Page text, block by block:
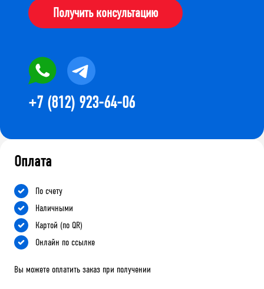
Получить консультацию
+7 (812) 923-64-06
Оплата
По счету
Наличными
Картой (по QR)
Онлайн по ссылке
Вы можете оплатить заказ при получении